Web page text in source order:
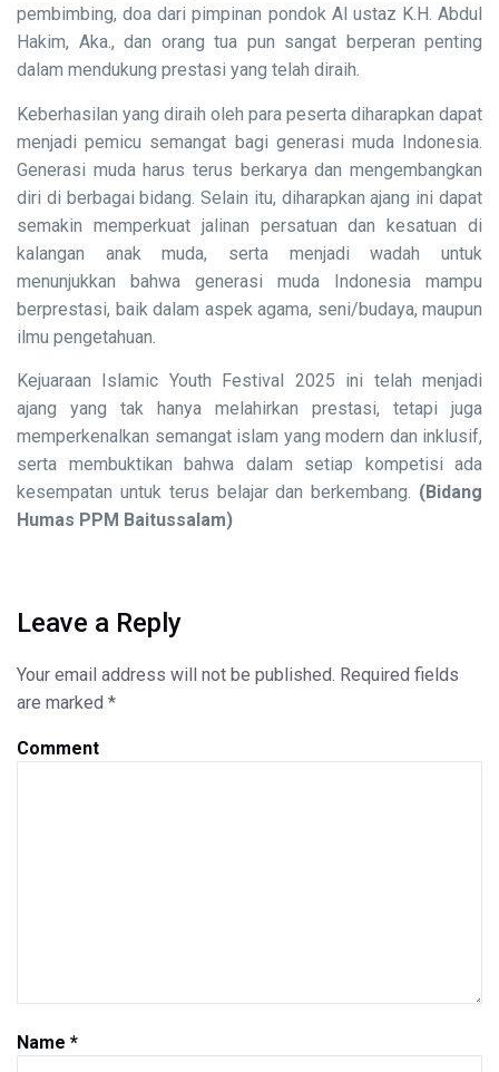
pembimbing, doa dari pimpinan pondok Al ustaz K.H. Abdul
Hakim, Aka., dan orang tua pun sangat berperan penting
dalam mendukung prestasi yang telah diraih.
Keberhasilan yang diraih oleh para peserta diharapkan dapat
menjadi pemicu semangat bagi generasi muda Indonesia.
Generasi muda harus terus berkarya dan mengembangkan
diri di berbagai bidang. Selain itu, diharapkan ajang ini dapat
semakin memperkuat jalinan persatuan dan kesatuan di
kalangan anak muda, serta menjadi wadah untuk
menunjukkan bahwa generasi muda Indonesia mampu
berprestasi, baik dalam aspek agama, seni/budaya, maupun
ilmu pengetahuan.
Kejuaraan Islamic Youth Festival 2025 ini telah menjadi
ajang yang tak hanya melahirkan prestasi, tetapi juga
memperkenalkan semangat islam yang modern dan inklusif,
serta membuktikan bahwa dalam setiap kompetisi ada
kesempatan untuk terus belajar dan berkembang. (Bidang
Humas PPM Baitussalam)
Leave a Reply
Your email address will not be published. Required fields
are marked *
Comment
Name *